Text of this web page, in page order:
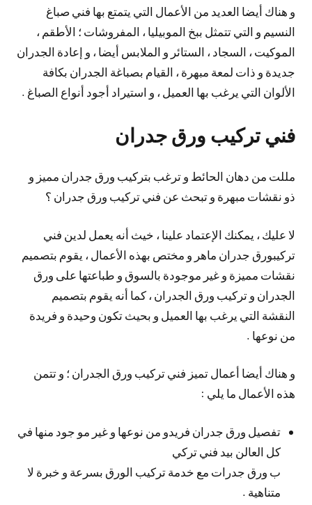
و هناك أيضا العديد من الأعمال التي يتمتع بها فني صباغ
النسيم و التي تتمثل ببخ الموبيليا ، المفروشات ؛ الأطقم ،
الموكيت ، السجاد ، الستائر و الملابس أيضا ، و إعادة الجدران
جديدة و ذات لمعة مبهرة ، القيام بصباغة الجدران بكافة
الألوان التي يرغب بها العميل ، و استيراد أجود أنواع الصباغ .
فني تركيب ورق جدران
مللت من دهان الحائط و ترغب بتركيب ورق جدران مميز و
ذو نقشات مبهرة و تبحث عن فني تركيب ورق جدران ؟
لا عليك ، يمكنك الإعتماد علينا ، خيث أنه يعمل لدين فني
تركيبورق جدران ماهر و مختص بهذه الأعمال ، يقوم بتصميم
نقشات مميزة و غير موجودة بالسوق و طباعتها على ورق
الجدران و تركيب ورق الجدران ، كما أنه يقوم بتصميم
النقشة التي يرغب بها العميل و بحيث تكون وحيدة و فريدة
من نوعها .
و هناك أيضا أعمال تميز فني تركيب ورق الجدران ؛ و تتمن
هذه الأعمال ما يلي :
تفصيل ورق جدران فريدو من نوعها و غير مو جود منها في
كل العالن بيد فني تركي
ب ورق جدرات مع خدمة تركيب الورق بسرعة و خبرة لا
متناهية .